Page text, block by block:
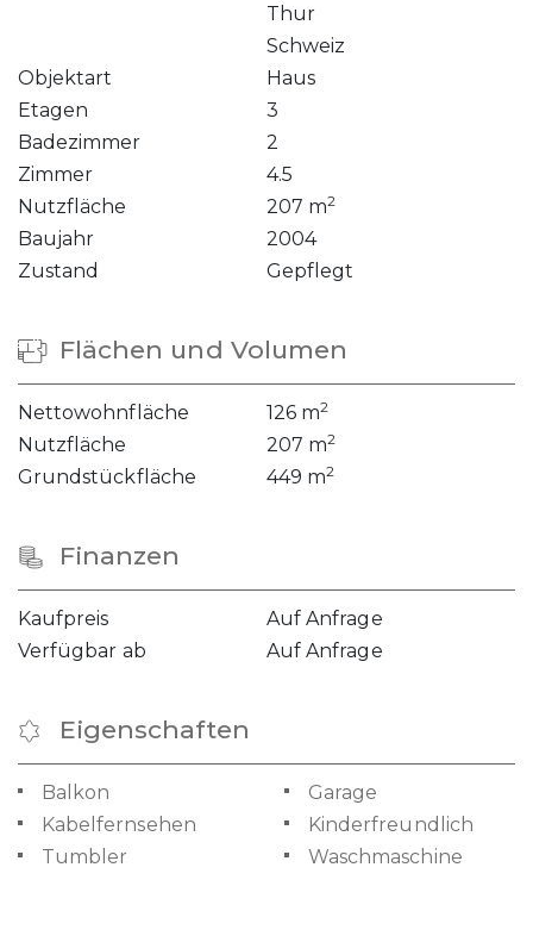
Thur
Schweiz
Objektart
Haus
Etagen
3
Badezimmer
2
Zimmer
4.5
Nutzfläche
207 m2
Baujahr
2004
Zustand
Gepflegt
Flächen und Volumen
Nettowohnfläche 126 m2
Nutzfläche 207 m2
Grundstückfläche 449 m2
Finanzen
Kaufpreis
Auf Anfrage
Verfügbar ab
Auf Anfrage
Eigenschaften
Balkon
Garage
Kabelfernsehen
Kinderfreundlich
Tumbler
Waschmaschine